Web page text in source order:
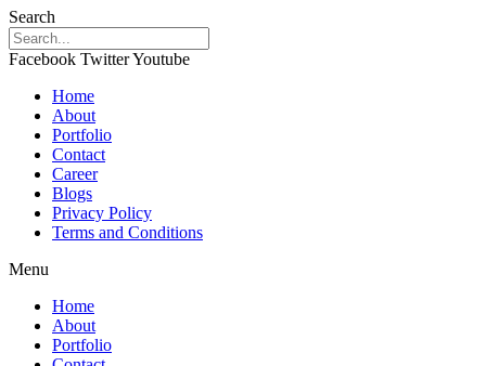
Search
Facebook TwitterYoutube
Home
About
Portfolio
Contact
Career
Blogs
Privacy Policy
Terms and Conditions
Menu
Home
About
Portfolio